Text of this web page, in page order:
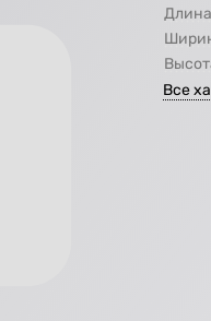
Длина
Все